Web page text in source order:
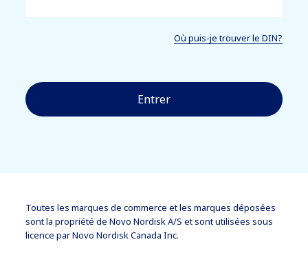
Où puis-je trouver le DIN?
Entrer
Toutes les marques de commerce et les marques déposées
sont la propriété de Novo Nordisk A/S et sont utilisées sous
licence par Novo Nordisk Canada Inc.